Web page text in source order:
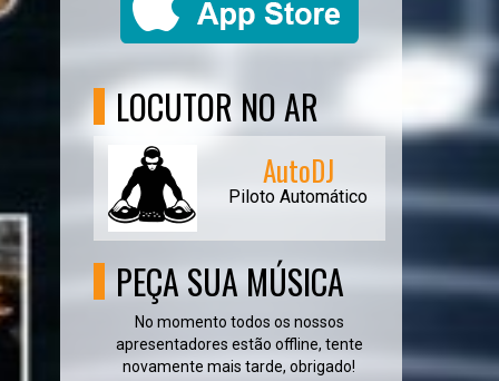
LOCUTOR NO AR
AutoDJ
Piloto Automático
PEÇA SUA MÚSICA
No momento todos os nossos
apresentadores estão offline, tente
novamente mais tarde, obrigado!